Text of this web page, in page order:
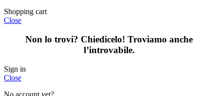
Shopping cart
Close
Non lo trovi? Chiedicelo! Troviamo anche
l’introvabile.
Sign in
Close
No account yet?